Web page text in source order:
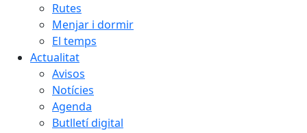
Rutes
Menjar i dormir
El temps
Actualitat
Avisos
Notícies
Agenda
Butlletí digital